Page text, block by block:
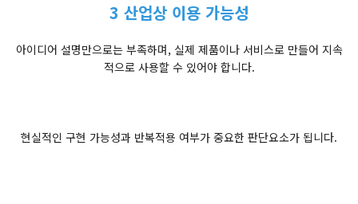
3 산업상 이용 가능성
아이디어 설명만으로는 부족하며, 실제 제품이나 서비스로 만들어 지속
적으로 사용할 수 있어야 합니다.
현실적인 구현 가능성과 반복적용 여부가 중요한 판단요소가 됩니다.